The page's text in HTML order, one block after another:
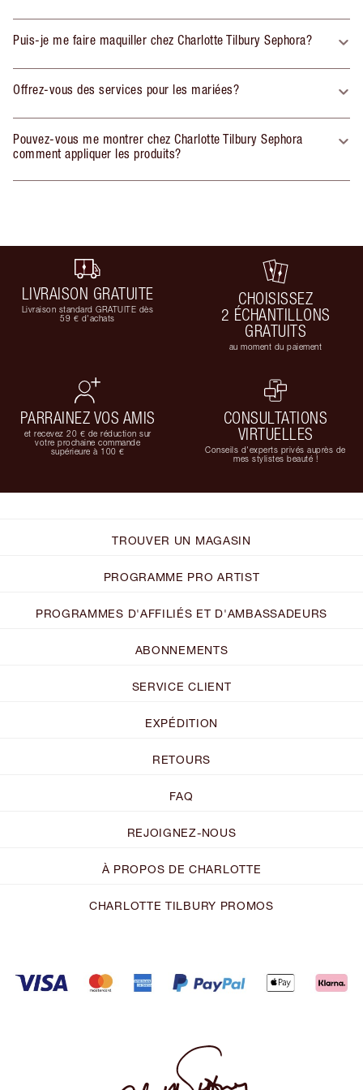
Puis-je me faire maquiller chez Charlotte Tilbury Sephora?
Offrez-vous des services pour les mariées?
Pouvez-vous me montrer chez Charlotte Tilbury Sephora
comment appliquer les produits?
LIVRAISON GRATUITE
Livraison standard GRATUITE dès
59 € d'achats
CHOISISSEZ
2 ÉCHANTILLONS
GRATUITS
au moment du paiement
PARRAINEZ VOS AMIS
et recevez 20 € de réduction sur
votre prochaine commande
supérieure à 100 €
CONSULTATIONS
VIRTUELLES
Conseils d'experts privés auprès de
mes stylistes beauté !
TROUVER UN MAGASIN
PROGRAMME PRO ARTIST
PROGRAMMES D'AFFILIÉS ET D'AMBASSADEURS
ABONNEMENTS
SERVICE CLIENT
EXPÉDITION
RETOURS
FAQ
REJOIGNEZ-NOUS
À PROPOS DE CHARLOTTE
CHARLOTTE TILBURY PROMOS